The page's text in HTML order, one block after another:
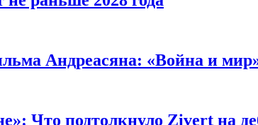
Андреасяна: «Война и
Что подтолкнуло Zivert на